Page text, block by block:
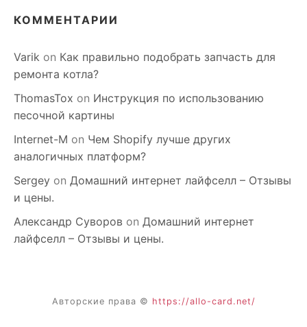
КОММЕНТАРИИ
Varik on Как правильно подобрать запчасть для
ремонта котла?
ThomasTox on Инструкция по использованию
песочной картины
Internet-M on Чем Shopify лучше других
аналогичных платформ?
Sergey on Домашний интернет лайфселл – Отзывы
и цены.
Александр Суворов on Домашний интернет
лайфселл – Отзывы и цены.
Авторские права © https://allo-card.net/